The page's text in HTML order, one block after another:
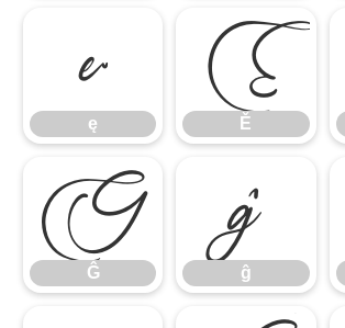
ę
ę
Ě
Ě
Ĝ
Ĝ
ĝ
ĝ